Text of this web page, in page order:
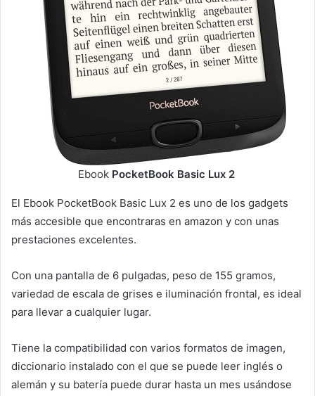
Ebook PocketBook Basic Lux 2
El Ebook PocketBook Basic Lux 2 es uno de los gadgets
más accesible que encontraras en amazon y con unas
prestaciones excelentes.
Con una pantalla de 6 pulgadas, peso de 155 gramos,
variedad de escala de grises e iluminación frontal, es ideal
para llevar a cualquier lugar.
Tiene la compatibilidad con varios formatos de imagen,
diccionario instalado con el que se puede leer inglés o
alemán y su batería puede durar hasta un mes usándose